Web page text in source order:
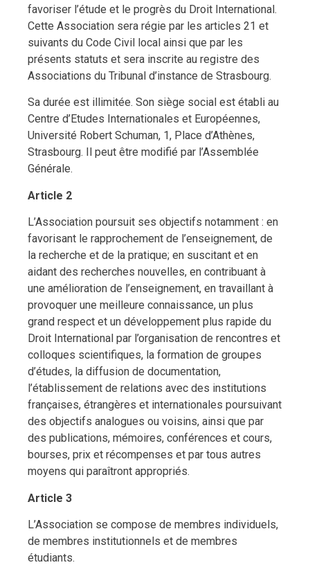
favoriser l’étude et le progrès du Droit International.
Cette Association sera régie par les articles 21 et
suivants du Code Civil local ainsi que par les
présents statuts et sera inscrite au registre des
Associations du Tribunal d’instance de Strasbourg.
Sa durée est illimitée. Son siège social est établi au
Centre d’Etudes Internationales et Européennes,
Université Robert Schuman, 1, Place d’Athènes,
Strasbourg. Il peut être modifié par l’Assemblée
Générale.
Article 2
L’Association poursuit ses objectifs notamment : en
favorisant le rapprochement de l’enseignement, de
la recherche et de la pratique; en suscitant et en
aidant des recherches nouvelles, en contribuant à
une amélioration de l’enseignement, en travaillant à
provoquer une meilleure connaissance, un plus
grand respect et un développement plus rapide du
Droit International par l’organisation de rencontres et
colloques scientifiques, la formation de groupes
d’études, la diffusion de documentation,
l’établissement de relations avec des institutions
françaises, étrangères et internationales poursuivant
des objectifs analogues ou voisins, ainsi que par
des publications, mémoires, conférences et cours,
bourses, prix et récompenses et par tous autres
moyens qui paraîtront appropriés.
Article 3
L’Association se compose de membres individuels,
de membres institutionnels et de membres
étudiants.